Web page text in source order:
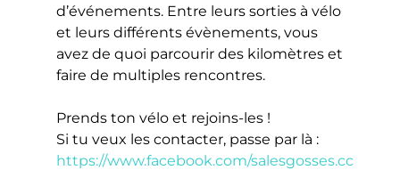
d’événements. Entre leurs sorties à vélo
et leurs différents évènements, vous
avez de quoi parcourir des kilomètres et
faire de multiples rencontres.
Prends ton vélo et rejoins-les !
Si tu veux les contacter, passe par là :
https://www.facebook.com/salesgosses.cc